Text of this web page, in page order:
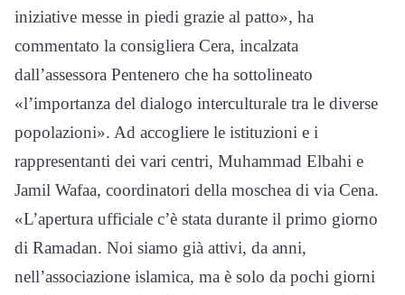
iniziative messe in piedi grazie al patto», ha
commentato la consigliera Cera, incalzata
dall’assessora Pentenero che ha sottolineato
«l’importanza del dialogo interculturale tra le diverse
popolazioni». Ad accogliere le istituzioni e i
rappresentanti dei vari centri, Muhammad Elbahi e
Jamil Wafaa, coordinatori della moschea di via Cena.
«L’apertura ufficiale c’è stata durante il primo giorno
di Ramadan. Noi siamo già attivi, da anni,
nell’associazione islamica, ma è solo da pochi giorni